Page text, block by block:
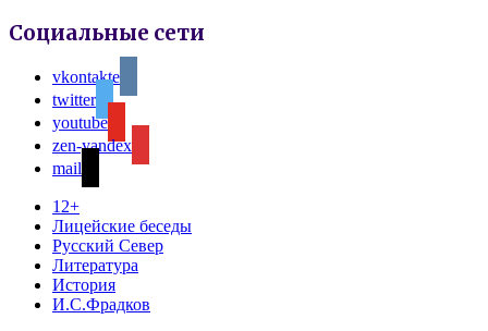
Социальные сети
vkontakte
twitter
youtube
zen-yandex
mail
12+
Лицейские беседы
Русский Север
Литература
История
И.С.Фрадков